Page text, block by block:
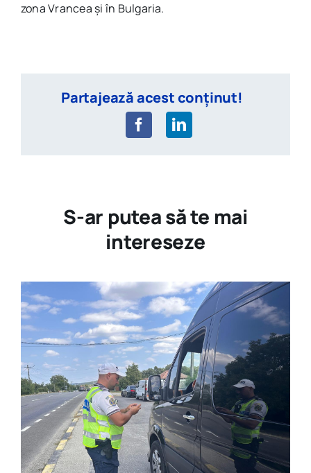
zona Vrancea și în Bulgaria.
Partajează acest conținut!
S-ar putea să te mai
intereseze